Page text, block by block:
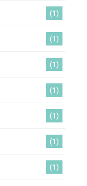
(1)
(1)
(1)
(1)
(1)
(1)
(1)